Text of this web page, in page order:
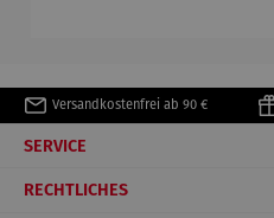
Versandkostenfrei ab 90 €
SERVICE
RECHTLICHES